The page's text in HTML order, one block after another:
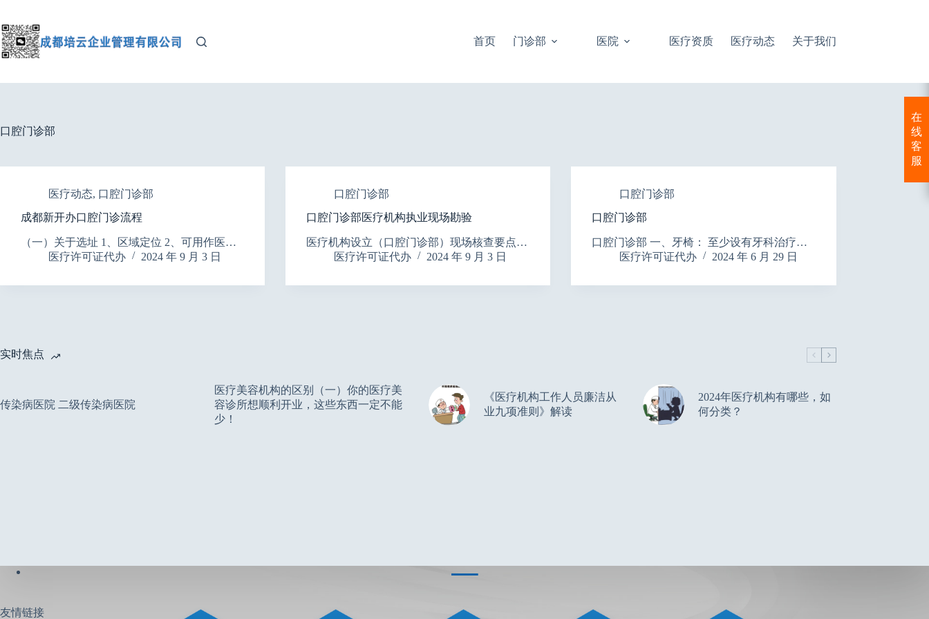
内
容
首页 门诊部 医院 医疗资质 医疗动态 关于我们
口腔门诊部
医疗动态, 口腔门诊部
成都新开办口腔门诊流程
（一）关于选址 1、区域定位 2、可用作医…
医疗许可证代办
2024 年 9 月 3 日
口腔门诊部
口腔门诊部医疗机构执业现场勘验
医疗机构设立（口腔门诊部）现场核查要点…
医疗许可证代办
2024 年 9 月 3 日
口腔门诊部
口腔门诊部
口腔门诊部 一、牙椅： 至少设有牙科治疗…
医疗许可证代办
2024 年 6 月 29 日
在
线
客
服
实时焦点
传染病医院 二级传染病医院
医疗美容机构的区别（一）你的医疗美
容诊所想顺利开业，这些东西一定不能
少！
《医疗机构工作人员廉洁从
业九项准则》解读
2024年医疗机构有哪些，如
何分类？
友情链接